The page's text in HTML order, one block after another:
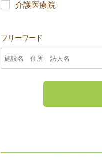
介護医療院
フリーワード